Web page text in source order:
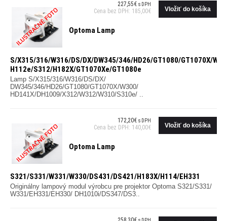
227,55€ s DPH
Cena bez DPH: 185,00€
Optoma Lamp
S/X315/316/W316/DS/DX/DW345/346/HD26/GT1080/GT1070X/
H112e/S312/H182X/GT1070Xe/GT1080e
Lamp S/X315/316/W316/DS/DX/
DW345/346/HD26/GT1080/GT1070X/W300/
HD141X/DH1009/X312/W312/W310/S310e/ ..
172,20€ s DPH
Cena bez DPH: 140,00€
Optoma Lamp
S321/S331/W331/W330/DS431/DS421/H183X/H114/EH331
Originálny lampový modul výrobcu pre projektor Optoma S321/S331/
W331/EH331/EH330/ DH1010i/DS347/DS3..